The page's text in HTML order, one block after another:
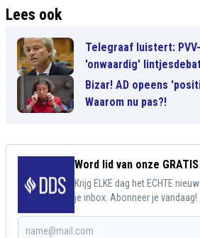
Lees ook
Telegraaf luistert:
'onwaardig'
Bizar! AD opeens
Waarom nu pas?!
Word lid van onze
Krijg ELKE dag het ECHTE
je inbox. Abonneer je vandaag!